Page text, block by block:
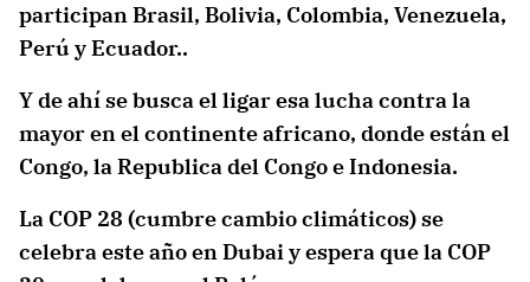
participan Brasil, Bolivia, Colombia, Venezuela,
Perú y Ecuador..
Y de ahí se busca el ligar esa lucha contra la
mayor en el continente africano, donde están el
Congo, la Republica del Congo e Indonesia.
La COP 28 (cumbre cambio climáticos) se
celebra este año en Dubai y espera que la COP